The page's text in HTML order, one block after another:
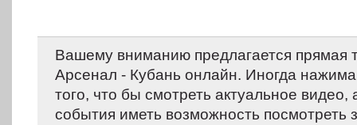
Вашему вниманию предлагается прямая
Арсенал - Кубань онлайн. Иногда
того, что бы смотреть актуальное
события иметь возможность